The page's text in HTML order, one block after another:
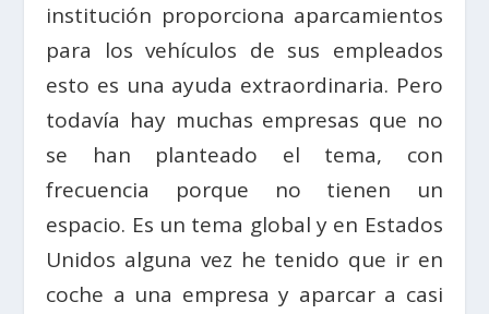
institución proporciona aparcamientos
para los vehículos de sus empleados
esto es una ayuda extraordinaria. Pero
todavía hay muchas empresas que no
se han planteado el tema, con
frecuencia porque no tienen un
espacio. Es un tema global y en Estados
Unidos alguna vez he tenido que ir en
coche a una empresa y aparcar a casi